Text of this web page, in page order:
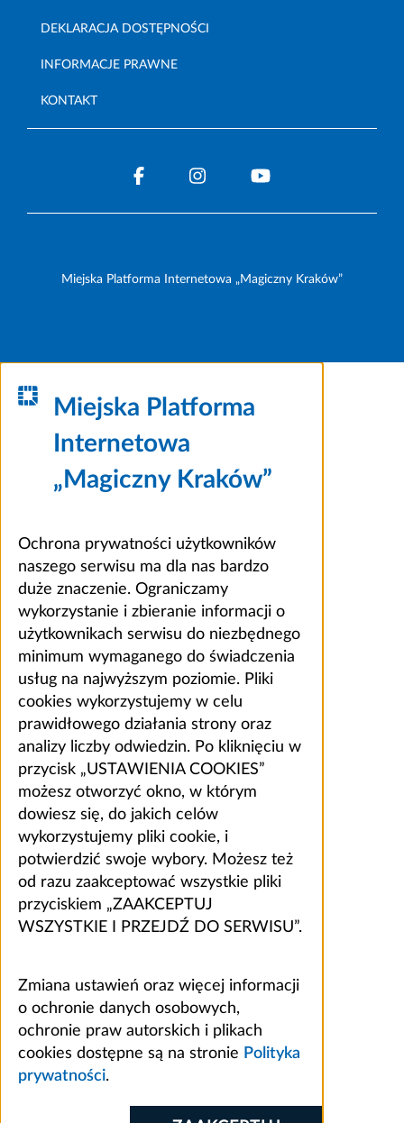
DEKLARACJA DOSTĘPNOŚCI
INFORMACJE PRAWNE
KONTAKT
Miejska Platforma Internetowa „Magiczny Kraków”
Miejska Platforma
Internetowa
„Magiczny Kraków”
Ochrona prywatności użytkowników
naszego serwisu ma dla nas bardzo
duże znaczenie. Ograniczamy
wykorzystanie i zbieranie informacji o
użytkownikach serwisu do niezbędnego
minimum wymaganego do świadczenia
usług na najwyższym poziomie. Pliki
cookies wykorzystujemy w celu
prawidłowego działania strony oraz
analizy liczby odwiedzin. Po kliknięciu w
przycisk „USTAWIENIA COOKIES”
możesz otworzyć okno, w którym
dowiesz się, do jakich celów
wykorzystujemy pliki cookie, i
potwierdzić swoje wybory. Możesz też
od razu zaakceptować wszystkie pliki
przyciskiem „ZAAKCEPTUJ
WSZYSTKIE I PRZEJDŹ DO SERWISU”.
Zmiana ustawień oraz więcej informacji
o ochronie danych osobowych,
ochronie praw autorskich i plikach
cookies dostępne są na stronie Polityka
prywatności.